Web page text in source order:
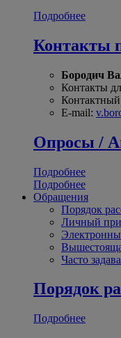
Подробнее
Контакты
Бородич
Контакты
E-mail:
Опросы /
Подробнее
Подробнее
Обращения
Порядок
Личный
Часто
Порядок
Подробнее